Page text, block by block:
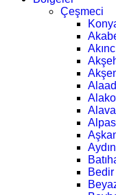
Çeşmeci